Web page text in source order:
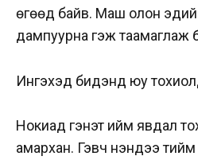
өгөөд байв. Маш олон
дампуурна гэж таамаглаж
Ингэхэд бидэнд юу
Нокиад гэнэт ийм явдал
амархан. Гэвч үнэндээ